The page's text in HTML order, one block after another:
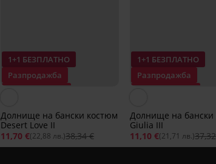
1+1 БЕЗПЛАТНО
Разпродажба
Долнище на бански костюм
Desert Love II
11,70 €(22,88 лв.)38,34 €
1+1 БЕЗПЛАТНО
Разпродажба
Долнище на бански
Giulia III
11,10 €(21,71 лв.)